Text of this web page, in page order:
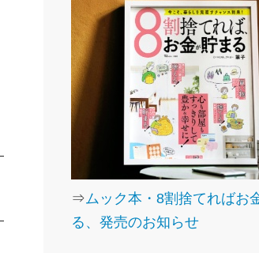
⇒ムック本・8割捨てればお
る、発売のお知らせ